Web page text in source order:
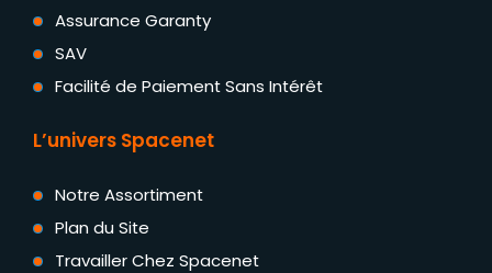
Assurance Garanty
SAV
Facilité de Paiement Sans Intérêt
L’univers Spacenet
Notre Assortiment
Plan du Site
Travailler Chez Spacenet